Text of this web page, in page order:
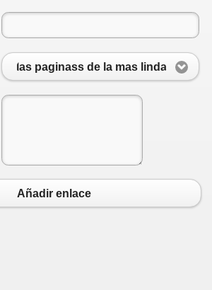
las paginass de la mas linda
Añadir enlace